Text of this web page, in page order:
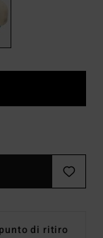
di ritiro